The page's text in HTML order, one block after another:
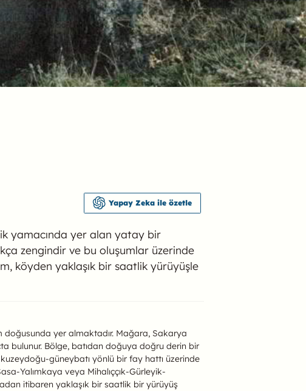
yamacında yer alan yatay bir
zengindir ve bu oluşumlar üzerinde
köyden yaklaşık bir saatlik yürüyüşle
Yapay Zeka ile özetle
doğusunda yer almaktadır. Mağara, Sakarya
bulunur. Bölge, batıdan doğuya doğru derin bir
güneybatı yönlü bir fay hattı üzerinde
Yalımkaya veya Mihalıççık-Gürleyik-
itibaren yaklaşık bir saatlik bir yürüyüş